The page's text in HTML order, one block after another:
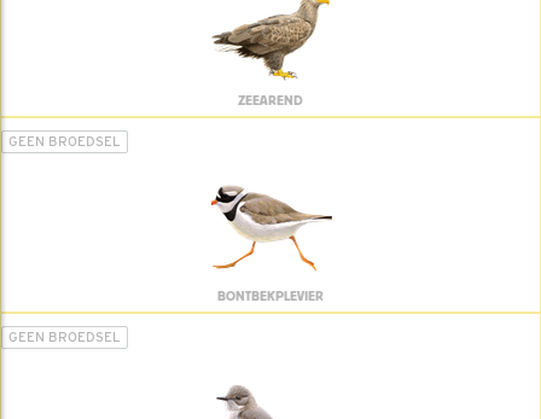
ZEEAREND
GEEN BROEDSEL
BONTBEKPLEVIER
GEEN BROEDSEL